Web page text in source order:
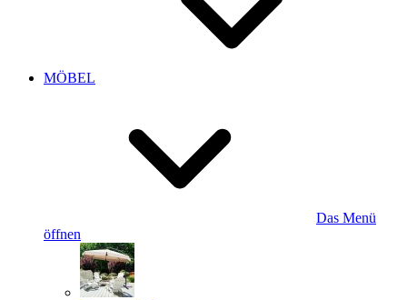
MÖBEL
Das Menü
öffnen